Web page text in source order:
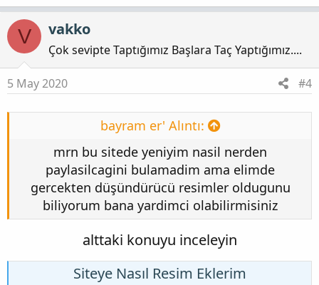
V vakko
Çok sevipte Taptığımız Başlara Taç Yaptığımız....
5 May 2020 #4
bayram er' Alıntı:
mrn bu sitede yeniyim nasil nerden
paylasilcagini bulamadim ama elimde
gercekten düşündürücü resimler oldugunu
biliyorum bana yardimci olabilirmisiniz
alttaki konuyu inceleyin
Siteye Nasıl Resim Eklerim